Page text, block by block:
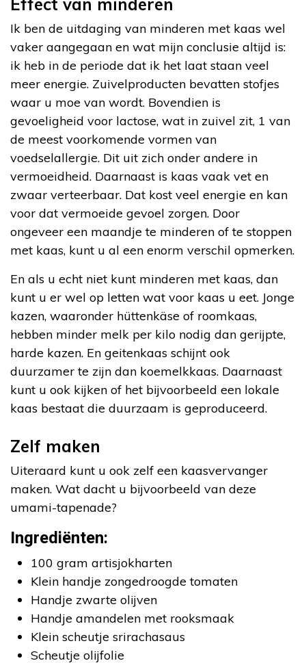
Ik ben de uitdaging van minderen met kaas wel
vaker aangegaan en wat mijn conclusie altijd is:
ik heb in de periode dat ik het laat staan veel
meer energie. Zuivelproducten bevatten stofjes
waar u moe van wordt. Bovendien is
gevoeligheid voor lactose, wat in zuivel zit, 1 van
de meest voorkomende vormen van
voedselallergie. Dit uit zich onder andere in
vermoeidheid. Daarnaast is kaas vaak vet en
zwaar verteerbaar. Dat kost veel energie en kan
voor dat vermoeide gevoel zorgen. Door
ongeveer een maandje te minderen of te stoppen
met kaas, kunt u al een enorm verschil opmerken.
En als u echt niet kunt minderen met kaas, dan
kunt u er wel op letten wat voor kaas u eet. Jonge
kazen, waaronder hüttenkäse of roomkaas,
hebben minder melk per kilo nodig dan gerijpte,
harde kazen. En geitenkaas schijnt ook
duurzamer te zijn dan koemelkkaas. Daarnaast
kunt u ook kijken of het bijvoorbeeld een lokale
kaas bestaat die duurzaam is geproduceerd.
Zelf maken
Uiteraard kunt u ook zelf een kaasvervanger
maken. Wat dacht u bijvoorbeeld van deze
umami-tapenade?
Ingrediënten:
100 gram artisjokharten
Klein handje zongedroogde tomaten
Handje zwarte olijven
Handje amandelen met rooksmaak
Klein scheutje srirachasaus
Scheutje olijfolie